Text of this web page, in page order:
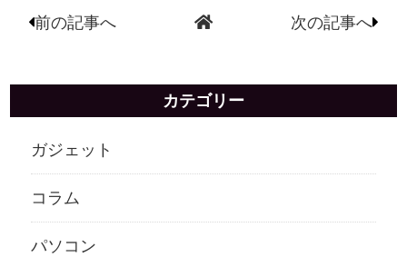
前の記事へ 次の記事へ
カテゴリー
ガジェット
コラム
パソコン